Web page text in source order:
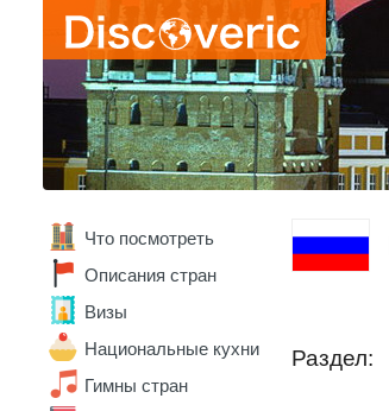
Что посмотреть
Описания стран
Визы
Национальные кухни
Гимны стран
Раздел: